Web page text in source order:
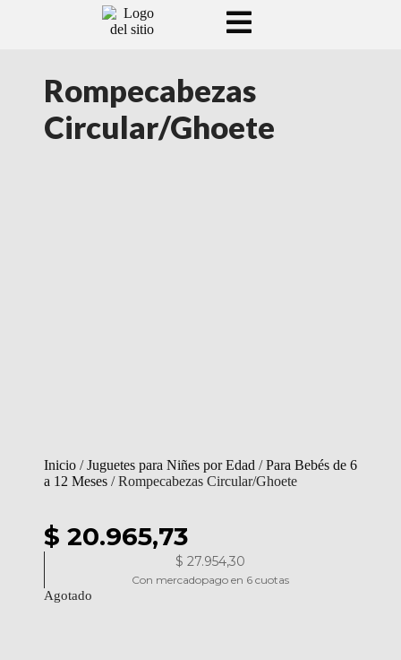
Rompecabezas
Circular/Ghoete
Inicio /Juguetes para Niñes por Edad /Para Bebés de 6
a 12 Meses / Rompecabezas Circular/Ghoete
$ 20.965,73
$ 27.954,30
Con mercadopago en 6 cuotas
Agotado